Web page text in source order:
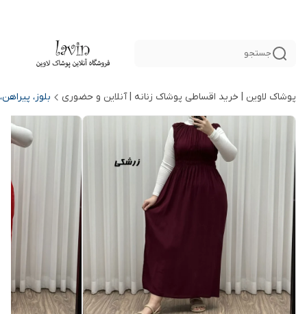
جستجو
پوشاک لاوین | خرید اقساطی پوشاک زنانه | آنلاین و حضوری بلوز،